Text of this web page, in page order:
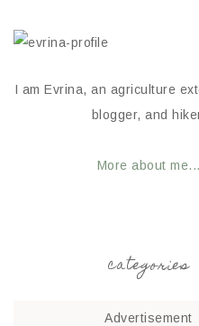
I am Evrina, an agriculture
blogger, and
More about me...
categories
Advertisement